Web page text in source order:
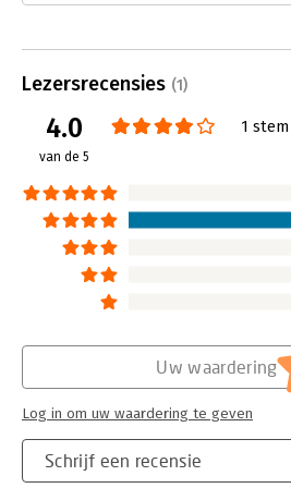
In Management van het onverwachte'
bedrijfsrisico's te voorkomen, er
continue en verfijnde aandacht moet
omstandigheden.
Lees verder
Lezersrecensies (1)
4.0
van de 5
1 stem
Schrijf een recensie
Uw waardering
Log in om uw waardering te geven